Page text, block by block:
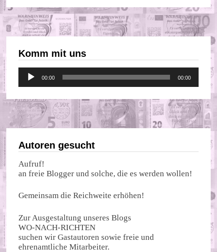
Komm mit uns
Audio-
Player
00:00 00:00
Autoren gesucht
Aufruf!
an freie Blogger und solche, die es werden wollen!
Gemeinsam die Reichweite erhöhen!
Zur Ausgestaltung unseres Blogs
WO-NACH-RICHTEN
suchen wir Gastautoren sowie freie und
ehrenamtliche Mitarbeiter.